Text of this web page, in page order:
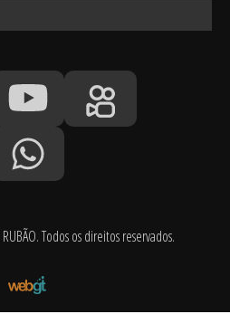
Todos os direitos reservados.